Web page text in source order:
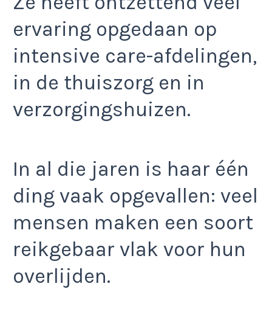
ervaring opgedaan op
intensive care-afdelingen,
in de thuiszorg en in
verzorgingshuizen.
In al die jaren is haar één
ding vaak opgevallen: veel
mensen maken een soort
reikgebaar vlak voor hun
overlijden.